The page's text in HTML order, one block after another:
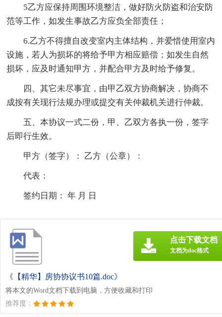
5乙方应保持周围环境整洁，做好防火防盗和治安防
范等工作，如发生事故乙方应负全部责任；
6.乙方不得擅自改变室内主体结构，并爱惜使用室内
设施，若人为损坏的将给予甲方相应赔偿；如发生自然
损坏，应及时通知甲方，并配合甲方及时给予修复。
四、其它未尽事宜，由甲乙双方协商解决，协商不
成按有关现行法规办理或提交有关仲裁机关进行仲裁。
五、本协议一式二份，甲、乙双方各执一份，签字
后即行生效。
甲方（签字）： 乙方（公章）：
代表：
签约日期： 年 月 日
《【精华】房协协议书10篇.doc》
将本文的Word文档下载到电脑，方便收藏和打印
推荐度：
点击下载文档
文档为doc格式